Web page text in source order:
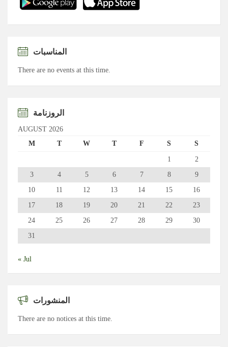
المناسبات
There are no events at this time.
الروزنامة
AUGUST 2026
M
T W T F S S
1
2
3
4 5 6 7 8
9
10
11 12 13 14 15
16
17
18 19 20 21 22
23
24
25 26 27 28 29
30
31
« Jul
المنشورات
There are no notices at this time.